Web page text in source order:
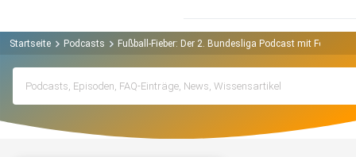
Startseite Podcasts Fußball-Fieber: Der 2. Bundesliga Podcast mit Felix